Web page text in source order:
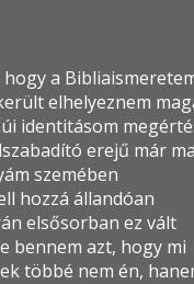
hogy a
elhelyeznem
identitásom
erejű már
szemében
hozzá állandóan
elsősorban ez vált
bennem azt, hogy mi
többé nem én,